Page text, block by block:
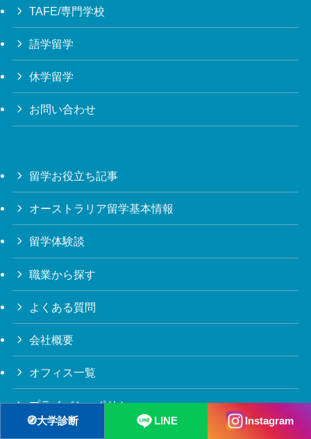
🧭大学診断 LINE Instagram
TAFE/専門学校
語学留学
休学留学
お問い合わせ
留学お役立ち記事
オーストラリア留学基本情報
留学体験談
職業から探す
よくある質問
会社概要
オフィス一覧
プライバシーポリシー